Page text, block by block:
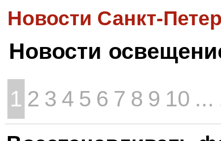
Новости Санкт-
Новости
1 2 3 4 5 6 7 8 9 10 ...